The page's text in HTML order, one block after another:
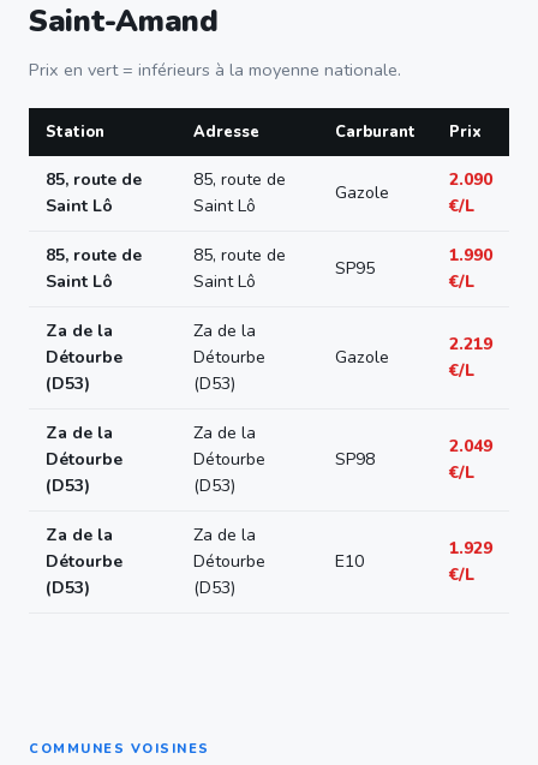
Saint-Amand
Prix en vert = inférieurs à la moyenne nationale.
Station Adresse Carburant Prix
85, route de
Saint Lô
85, route de
Saint Lô
Gazole
2.090
€/L
85, route de
Saint Lô
85, route de
Saint Lô
SP95
1.990
€/L
Za de la
Détourbe
(D53)
Za de la
Détourbe
(D53)
Gazole
2.219
€/L
Za de la
Détourbe
(D53)
Za de la
Détourbe
(D53)
SP98
2.049
€/L
Za de la
Détourbe
(D53)
Za de la
Détourbe
(D53)
E10
1.929
€/L
COMMUNES VOISINES